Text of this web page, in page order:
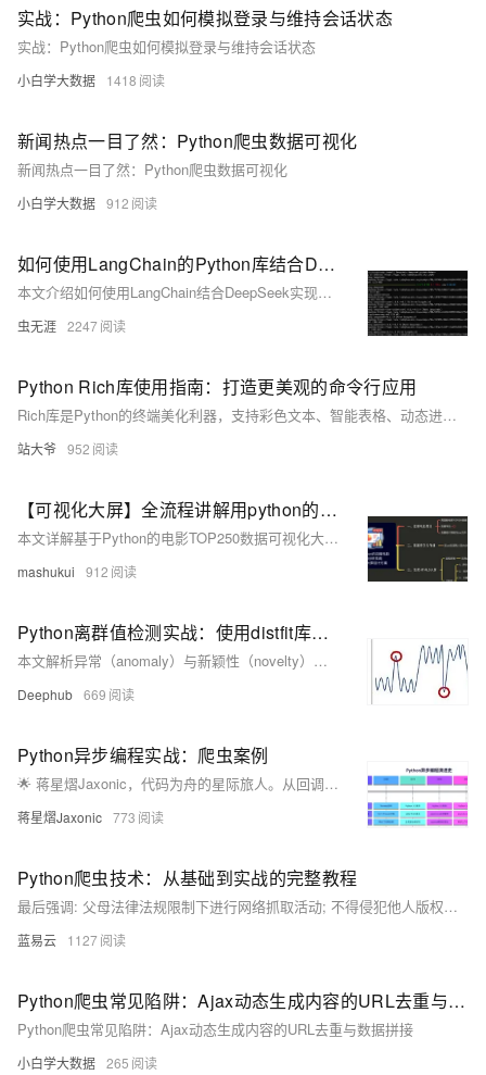
实战：Python爬虫如何模拟登录与维持会话状态
实战：Python爬虫如何模拟登录与维持会话状态
小白学大数据 1418
新闻热点一目了然：Python爬虫数据可视化
新闻热点一目了然：Python爬虫数据可视化
小白学大数据 912
如何使用LangChain的Python库结合DeepSeek进行多轮次对话？
本文介绍如何使用LangChain结合DeepSeek实现多轮对话，测开人员可借此自动生成测试用例，提升自动化测试效率。
虫无涯 2247
Python Rich库使用指南：打造更美观的命令行应用
Rich库是Python的终端美化利器，支持彩色文本、智能表格、动态进度条和语法高亮，大幅提升命令行应用的可视化效果与用户体验。
站大爷 952
【可视化大屏】全流程讲解用python的pyecharts库实现拖拽可视化大屏的背后原理，简单粗暴！
本文详解基于Python的电影TOP250数据可视化大屏开发全流程，涵盖爬虫、数据存储、分析及可视化。使用requests+BeautifulSoup爬取数据，pandas存入MySQL，pyecharts实现柱状图、饼图、词云图、散点图等多种图表，并通过Page组件拖拽布局组合成大屏，支持多种主题切换，附完整源码与视频讲解。
mashukui 912
Python离群值检测实战：使用distfit库实现基于分布拟合的异常检测
本文解析异常（anomaly）与新颖性（novelty）检测的本质差异，结合distfit库演示基于概率密度拟合的单变量无监督异常检测方法，涵盖全局、上下文与集体离群值识别，助力构建高可解释性模型。
Deephub 669
Python异步编程实战：爬虫案例
🌟 蒋星熠Jaxonic，代码为舟的星际旅人。从回调地狱到async/await协程天堂，亲历Python异步编程演进。分享高性能爬虫、数据库异步操作、限流监控等实战经验，助你驾驭并发，在二进制星河中谱写极客诗篇。
蒋星熠Jaxonic 773
Python爬虫技术：从基础到实战的完整教程
最后强调: 父母法律法规限制下进行网络抓取活动; 不得侵犯他人版权隐私利益; 同时也要注意个人安全防止泄露敏感信息.
蓝易云 1127
Python爬虫常见陷阱：Ajax动态生成内容的URL去重与数据拼接
Python爬虫常见陷阱：Ajax动态生成内容的URL去重与数据拼接
小白学大数据 265